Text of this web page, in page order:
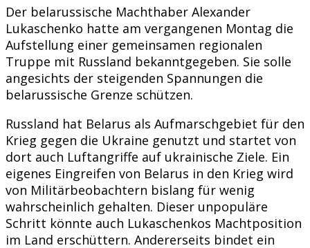
Der belarussische Machthaber Alexander
Lukaschenko hatte am vergangenen Montag die
Aufstellung einer gemeinsamen regionalen
Truppe mit Russland bekanntgegeben. Sie solle
angesichts der steigenden Spannungen die
belarussische Grenze schützen.
Russland hat Belarus als Aufmarschgebiet für den
Krieg gegen die Ukraine genutzt und startet von
dort auch Luftangriffe auf ukrainische Ziele. Ein
eigenes Eingreifen von Belarus in den Krieg wird
von Militärbeobachtern bislang für wenig
wahrscheinlich gehalten. Dieser unpopuläre
Schritt könnte auch Lukaschenkos Machtposition
im Land erschüttern. Andererseits bindet ein